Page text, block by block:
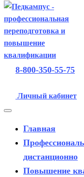
8-800-350-55-75
Личный кабинет
Главная
дистанционно
Повышение